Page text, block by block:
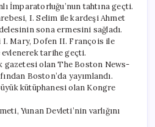
İmparatorluğu’nun tahtına geçti.
I. Selim ile kardeşi Ahmet
sona ermesini sağladı.
Mary, Dofen II. François ile
tarihe geçti.
gazetesi olan The Boston News-
Boston’da yayımlandı.
kütüphanesi olan Kongre
Yunan Devleti’nin varlığını